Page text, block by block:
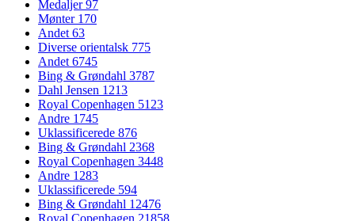
Medaljer97
Mønter 170
Andet 63
Diverse orientalsk 775
Andet 6745
Bing & Grøndahl 3787
Dahl Jensen 1213
Royal Copenhagen 5123
Andre 1745
Uklassificerede 876
Bing & Grøndahl 2368
Royal Copenhagen 3448
Andre 1283
Uklassificerede 594
Bing & Grøndahl 12476
Royal Copenhagen 21858